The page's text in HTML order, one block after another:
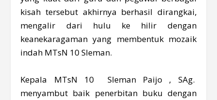
kisah tersebut akhirnya berhasil dirangkai,
mengalir dari hulu ke hilir dengan
keanekaragaman yang membentuk mozaik
indah MTsN 10 Sleman.
Kepala MTsN 10 Sleman Paijo , SAg.
menyambut baik penerbitan buku dengan